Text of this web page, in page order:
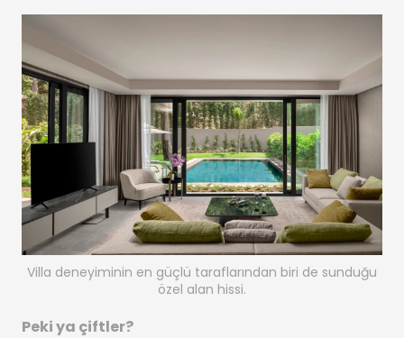
Villa deneyiminin en güçlü taraflarından biri de sunduğu
özel alan hissi.
Peki ya çiftler?